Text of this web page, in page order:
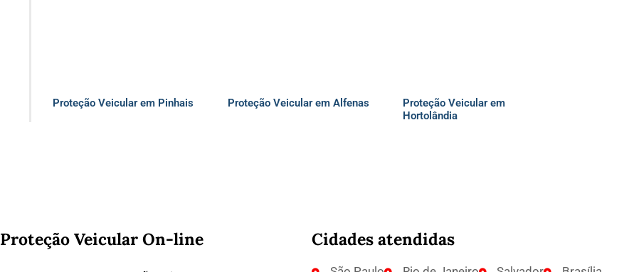
Proteção Veicular em Pinhais Proteção Veicular em Alfenas
Proteção Veicular em
Hortolândia
Proteção Veicular On-line Cidades atendidas